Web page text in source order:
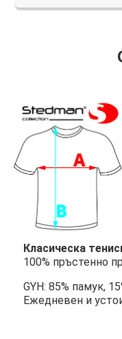
Класическа
100% пръстенно
GYH: 85% памук,
Ежедневен и